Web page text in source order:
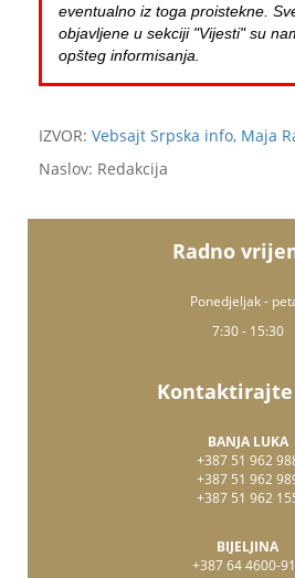
eventualno iz toga proistekne.
objavljene u sekciji "Vijesti" su
opšteg informisanja.
IZVOR: Vebsajt Srpska info, Maja
Naslov: Redakcija
Radno
Ponedjeljak -
7:30 - 15:30
Kontaktirajte
BANJA LUKA
+387 51 962
+387 51 962
+387 51 962
BIJELJINA
+387 64 4600-